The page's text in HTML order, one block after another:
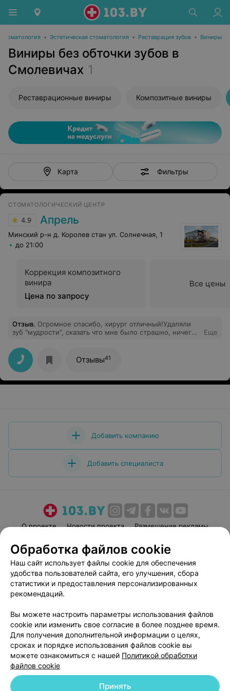
Стоматология • Эстетическая стоматология • Реставрация зубов • Виниры
Виниры без обточки зубов в
Смолевичах 1
Реставрационные виниры Композитные виниры
Карта Фильтры
СТОМАТОЛОГИЧЕСКИЙ ЦЕНТР
4.9 Апрель
Минский р-н д. Королев стан ул. Солнечная, 1
до 21:00
Коррекция композитного
винира
Цена по запросу
Все цены
Отзыв. Огромное спасибо, хирург отличный!Удаляли
зуб "мудрости", сказать что мне было страшно, ничего
качественно, за что ОГРОМНОЕ СПАСИБО!
Еще
Отзывы41
Добавить компанию
Добавить специалиста
О проекте Новости проекта
Размещение рекламы
Пользовательское соглашение
Способы оплаты
Вакансии
Партнеры
Написать руководителю 103.by
Персональные настройки cookie
Обработка персональных данных
Обработка файлов cookie
Наш сайт использует файлы cookie для обеспечения
удобства пользователей сайта, его улучшения, сбора
статистики и предоставления персонализированных
рекомендаций.
Вы можете настроить параметры использования файлов
cookie или изменить свое согласие в более позднее время.
Для получения дополнительной информации о целях,
сроках и порядке использования файлов cookie вы
можете ознакомиться с нашей Политикой обработки
файлов cookie
Принять